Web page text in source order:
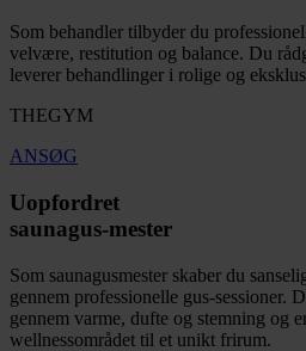
Som behandler tilbyder du
velvære, restitution og balance. Du
leverer behandlinger i rolige og
THEGYM
ANSØG
Uopfordret
saunagus-mester
Som saunagusmester skaber du
gennem professionelle gus-sessioner.
gennem varme, dufte og stemning og
wellnessområdet til et unikt frirum.